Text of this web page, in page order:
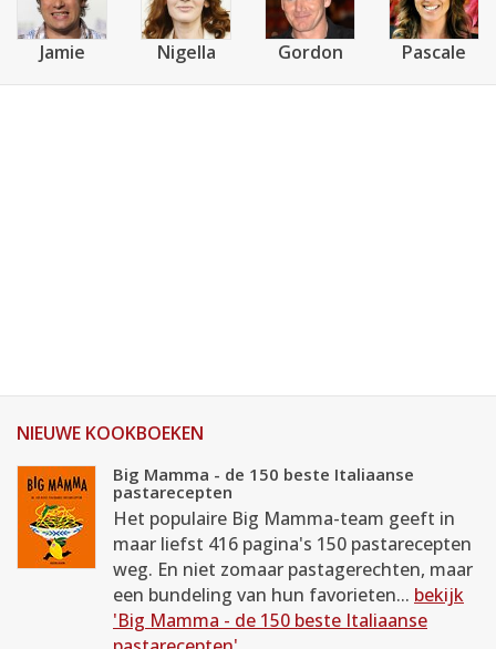
Jamie Nigella Gordon Pascale
NIEUWE KOOKBOEKEN
Big Mamma - de 150 beste Italiaanse
pastarecepten
Het populaire Big Mamma-team geeft in
maar liefst 416 pagina's 150 pastarecepten
weg. En niet zomaar pastagerechten, maar
een bundeling van hun favorieten... bekijk
'Big Mamma - de 150 beste Italiaanse